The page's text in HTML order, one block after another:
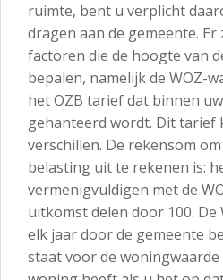
ruimte, bent u verplicht
dragen aan de gemeente.
factoren die de hoogte van
bepalen, namelijk de WOZ-
het OZB tarief dat binnen
gehanteerd wordt. Dit tarief
verschillen. De rekensom
belasting uit te rekenen is:
vermenigvuldigen met de
uitkomst delen door 100.
elk jaar door de gemeente
staat voor de